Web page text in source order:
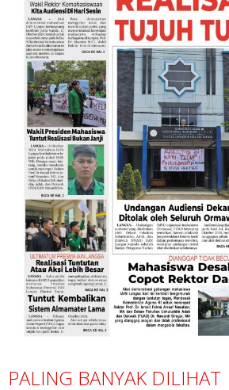
PALING BANYAK DILIHAT